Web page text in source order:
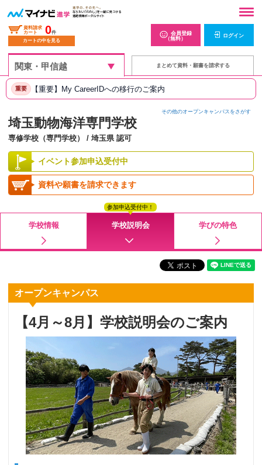
資料請求
カート
0件
カートの中を見る
会員登録
（無料）
ログイン
まとめて資料・願書を請求する
重要 【重要】My CareerIDへの移行のご案内
その他のオープンキャンパスをさがす
埼玉動物海洋専門学校
専修学校（専門学校） / 埼玉県 認可
イベント参加申込受付中
資料や願書を請求できます
学校情報 学校説明会
参加申込受付中！
学びの特色
オープンキャンパス
【4月～8月】学校説明会のご案内